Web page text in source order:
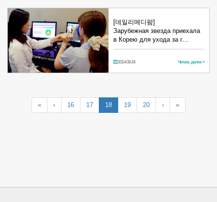
[데일리메디팜]
Зарубежная звезда приехала
в Корею для ухода за г…
2014-09-24 Читать далее >
« ‹ 16 17 18 19 20 › »